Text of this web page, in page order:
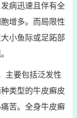
病迅速且伴有全
增多。而局限性
小鱼际或足跖部
主要包括泛发性
类型的牛皮癣皮
苦。全身牛皮癣